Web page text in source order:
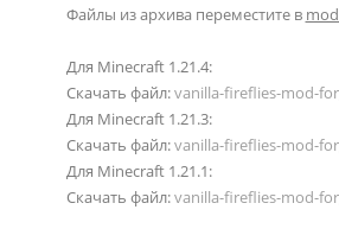
Файлы из архива переместите в
Для Minecraft 1.21.4:
Скачать файл:vanilla-fireflies-mod-
Для Minecraft 1.21.3:
Скачать файл:vanilla-fireflies-mod-
Для Minecraft 1.21.1:
Скачать файл:vanilla-fireflies-mod-